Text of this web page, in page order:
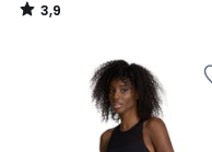
3,9
/